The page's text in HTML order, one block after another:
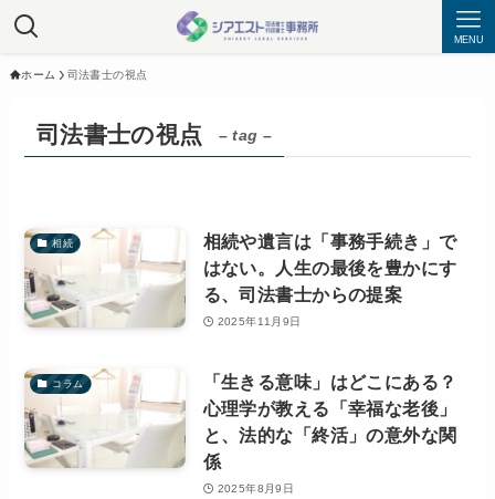
MENU
ホーム 司法書士の視点
司法書士の視点 – tag –
相続
相続や遺言は「事務手続き」で
はない。人生の最後を豊かにす
る、司法書士からの提案
2025年11月9日
コラム
「生きる意味」はどこにある？
心理学が教える「幸福な老後」
と、法的な「終活」の意外な関
係
2025年8月9日